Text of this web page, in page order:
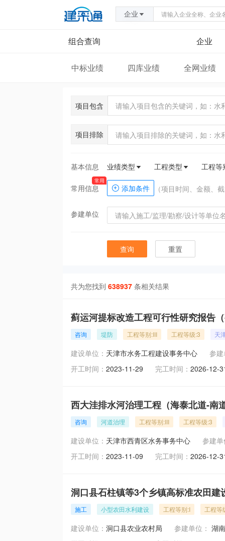
企业
组合查询 企业
中标业绩 四库业绩 全网业绩